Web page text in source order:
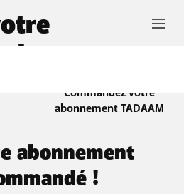
!
Commandez votre
abonnement TADAAM
abonnement
!